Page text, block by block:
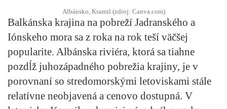
Albánsko, Ksamil (zdroj: Canva.com)
Balkánska krajina na pobreží Jadranského a
Iónskeho mora sa z roka na rok teší väčšej
popularite. Albánska riviéra, ktorá sa tiahne
pozdĺž juhozápadného pobrežia krajiny, je v
porovnaní so stredomorskými letoviskami stále
relatívne neobjavená a cenovo dostupná. V